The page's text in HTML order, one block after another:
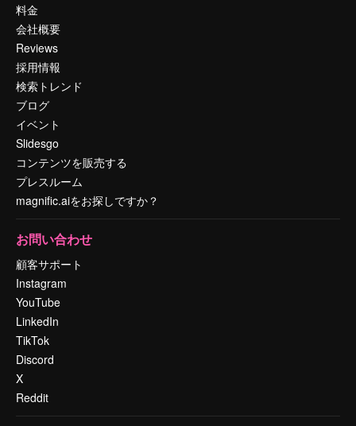
料金
会社概要
Reviews
採用情報
検索トレンド
ブログ
イベント
Slidesgo
コンテンツを販売する
プレスルーム
magnific.aiをお探しですか？
お問い合わせ
顧客サポート
Instagram
YouTube
LinkedIn
TikTok
Discord
X
Reddit